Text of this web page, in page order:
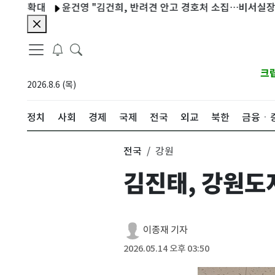
윤건영 "김건희, 반려견 안고 경호처 소집…비서실장, 반려견
2026.8.6 (목)
크
정치 사회 경제 국제 전국 외교 북한 금융ㆍ
전국 강원
김진태, 강원도
이종재 기자
2026.05.14 오후 03:50